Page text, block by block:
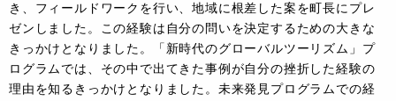
き、フィールドワークを行い、地域に根差した案を町長にプレ
ゼンしました。この経験は自分の問いを決定するための大きな
きっかけとなりました。「新時代のグローバルツーリズム」プ
ログラムでは、その中で出てきた事例が自分の挫折した経験の
理由を知るきっかけとなりました。未来発見プログラムでの経